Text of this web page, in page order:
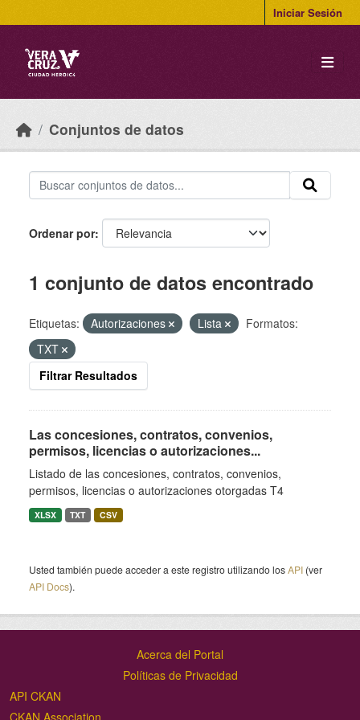
Iniciar Sesión
Conjuntos de datos
Ordenar por
1 conjunto de datos encontrado
Etiquetas: Autorizaciones Lista
Formatos:
TXT
Filtrar Resultados
Las concesiones, contratos, convenios,
permisos, licencias o autorizaciones...
Listado de las concesiones, contratos, convenios,
permisos, licencias o autorizaciones otorgadas T4
XLSX TXT CSV
Usted también puede acceder a este registro utilizando losAPI (ver
API Docs).
Acerca del Portal
Políticas de Privacidad
API CKAN
CKAN Association